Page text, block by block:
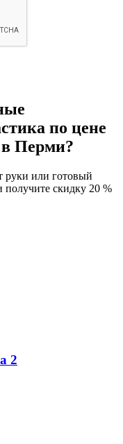
по цене
Перми?
руки или готовый
получите скидку 20 %
2